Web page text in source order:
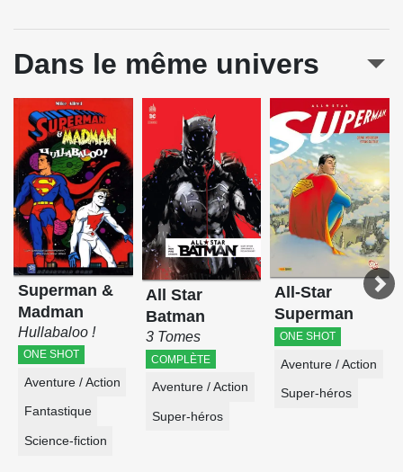
Dans le même univers
Superman &
Madman
Hullabaloo !
ONE SHOT
Aventure / Action
Fantastique
Science-fiction
All Star
Batman
3 Tomes
COMPLÈTE
Aventure / Action
Super-héros
All-Star
Superman
ONE SHOT
Aventure / Action
Super-héros